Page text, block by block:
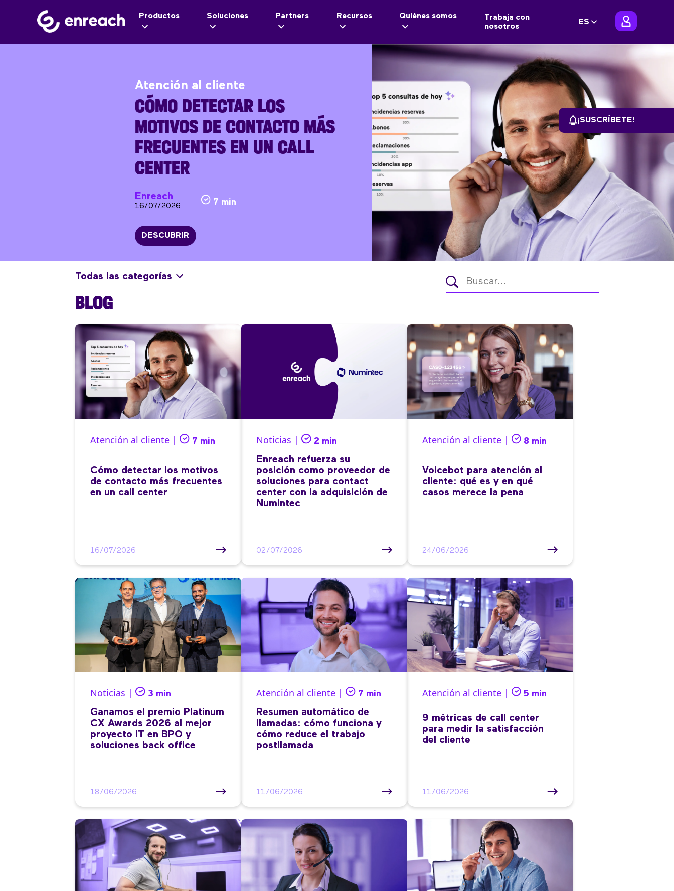
Productos Soluciones Partners Recursos Quiénes somos
Trabaja con
nosotros
ES
Atención al cliente
CÓMO DETECTAR LOS
MOTIVOS DE CONTACTO MÁS
FRECUENTES EN UN CALL
CENTER
Enreach
16/07/2026 7 min
DESCUBRIR
Todas las categorías
BLOG
Atención al cliente | 7 min
Cómo detectar los motivos
de contacto más frecuentes
en un call center
16/07/2026
Noticias | 2 min
Enreach refuerza su
posición como proveedor de
soluciones para contact
center con la adquisición de
Numintec
02/07/2026
Atención al cliente | 8 min
Voicebot para atención al
cliente: qué es y en qué
casos merece la pena
24/06/2026
Noticias | 3 min
Ganamos el premio Platinum
CX Awards 2026 al mejor
proyecto IT en BPO y
soluciones back office
18/06/2026
Atención al cliente | 7 min
Resumen automático de
llamadas: cómo funciona y
cómo reduce el trabajo
postllamada
11/06/2026
Atención al cliente | 5 min
9 métricas de call center
para medir la satisfacción
del cliente
11/06/2026
¡SUSCRÍBETE!